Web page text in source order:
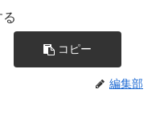
る
コピー
編集部